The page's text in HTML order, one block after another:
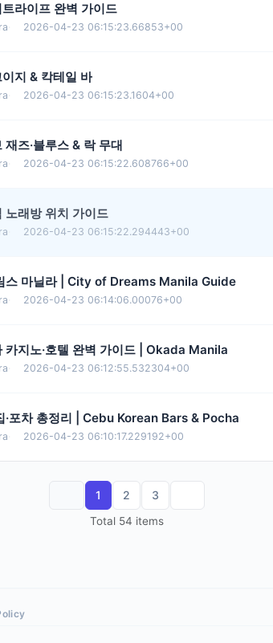
라이프 완벽 가이드
2026-04-23 06:15:23.66853+00
지 & 칵테일 바
2026-04-23 06:15:23.1604+00
즈·블루스 & 락 무대
2026-04-23 06:15:22.608766+00
노래방 위치 가이드
2026-04-23 06:15:22.294443+00
스 마닐라 | City of Dreams Manila Guide
2026-04-23 06:14:06.00076+00
카지노·호텔 완벽 가이드 | Okada Manila
2026-04-23 06:12:55.532304+00
·포차 총정리 | Cebu Korean Bars & Pocha
2026-04-23 06:10:17.229192+00
1 2 3
Total 54 items